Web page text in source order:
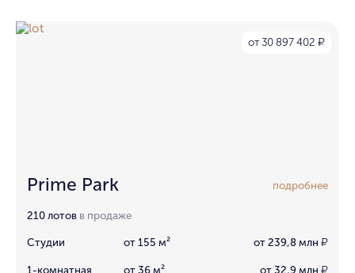
от 30 897 402 ₽
Prime Park подробнее
210 лотов в продаже
Студии от 155 м² от 239,8 млн ₽
1-комнатная от 36 м² от 32,9 млн ₽